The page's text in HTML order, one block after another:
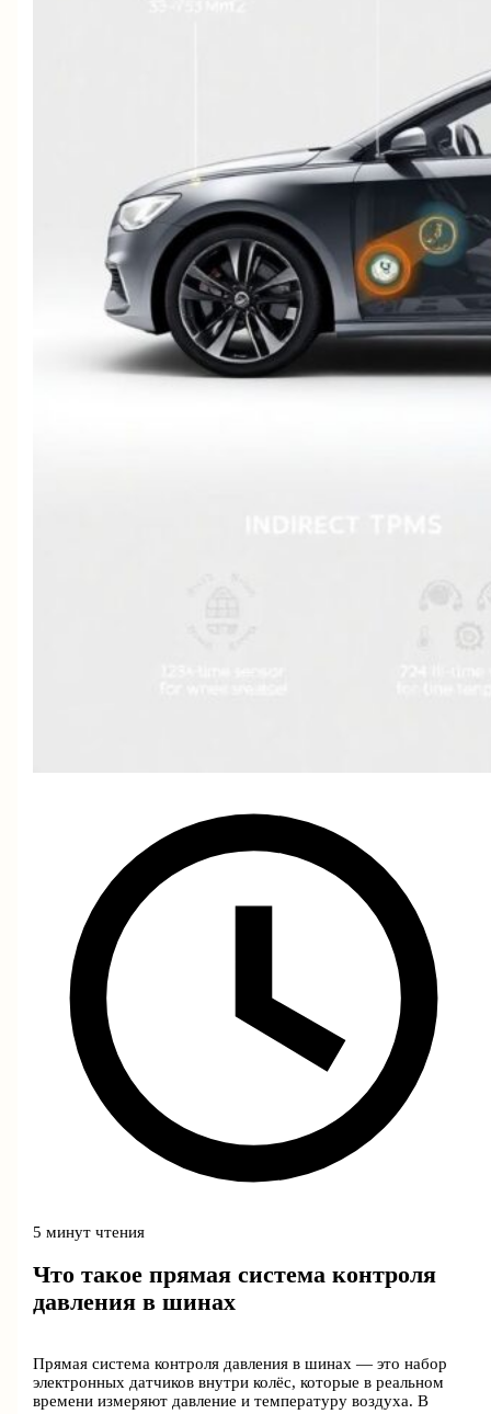
5 минут чтения
Что такое прямая система контроля
давления в шинах
Прямая система контроля давления в шинах — это набор
электронных датчиков внутри колёс, которые в реальном
времени измеряют давление и температуру воздуха. В